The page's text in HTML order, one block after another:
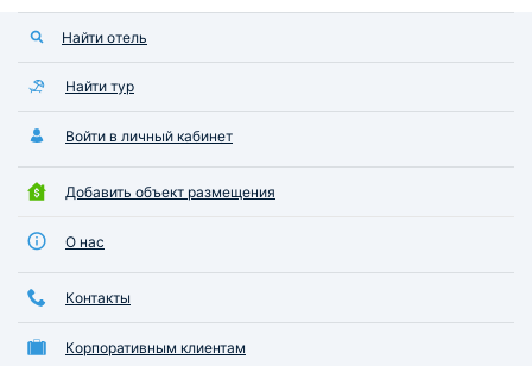
Найти отель
Найти тур
Войти в личный кабинет
Добавить объект размещения
О нас
Контакты
Корпоративным клиентам